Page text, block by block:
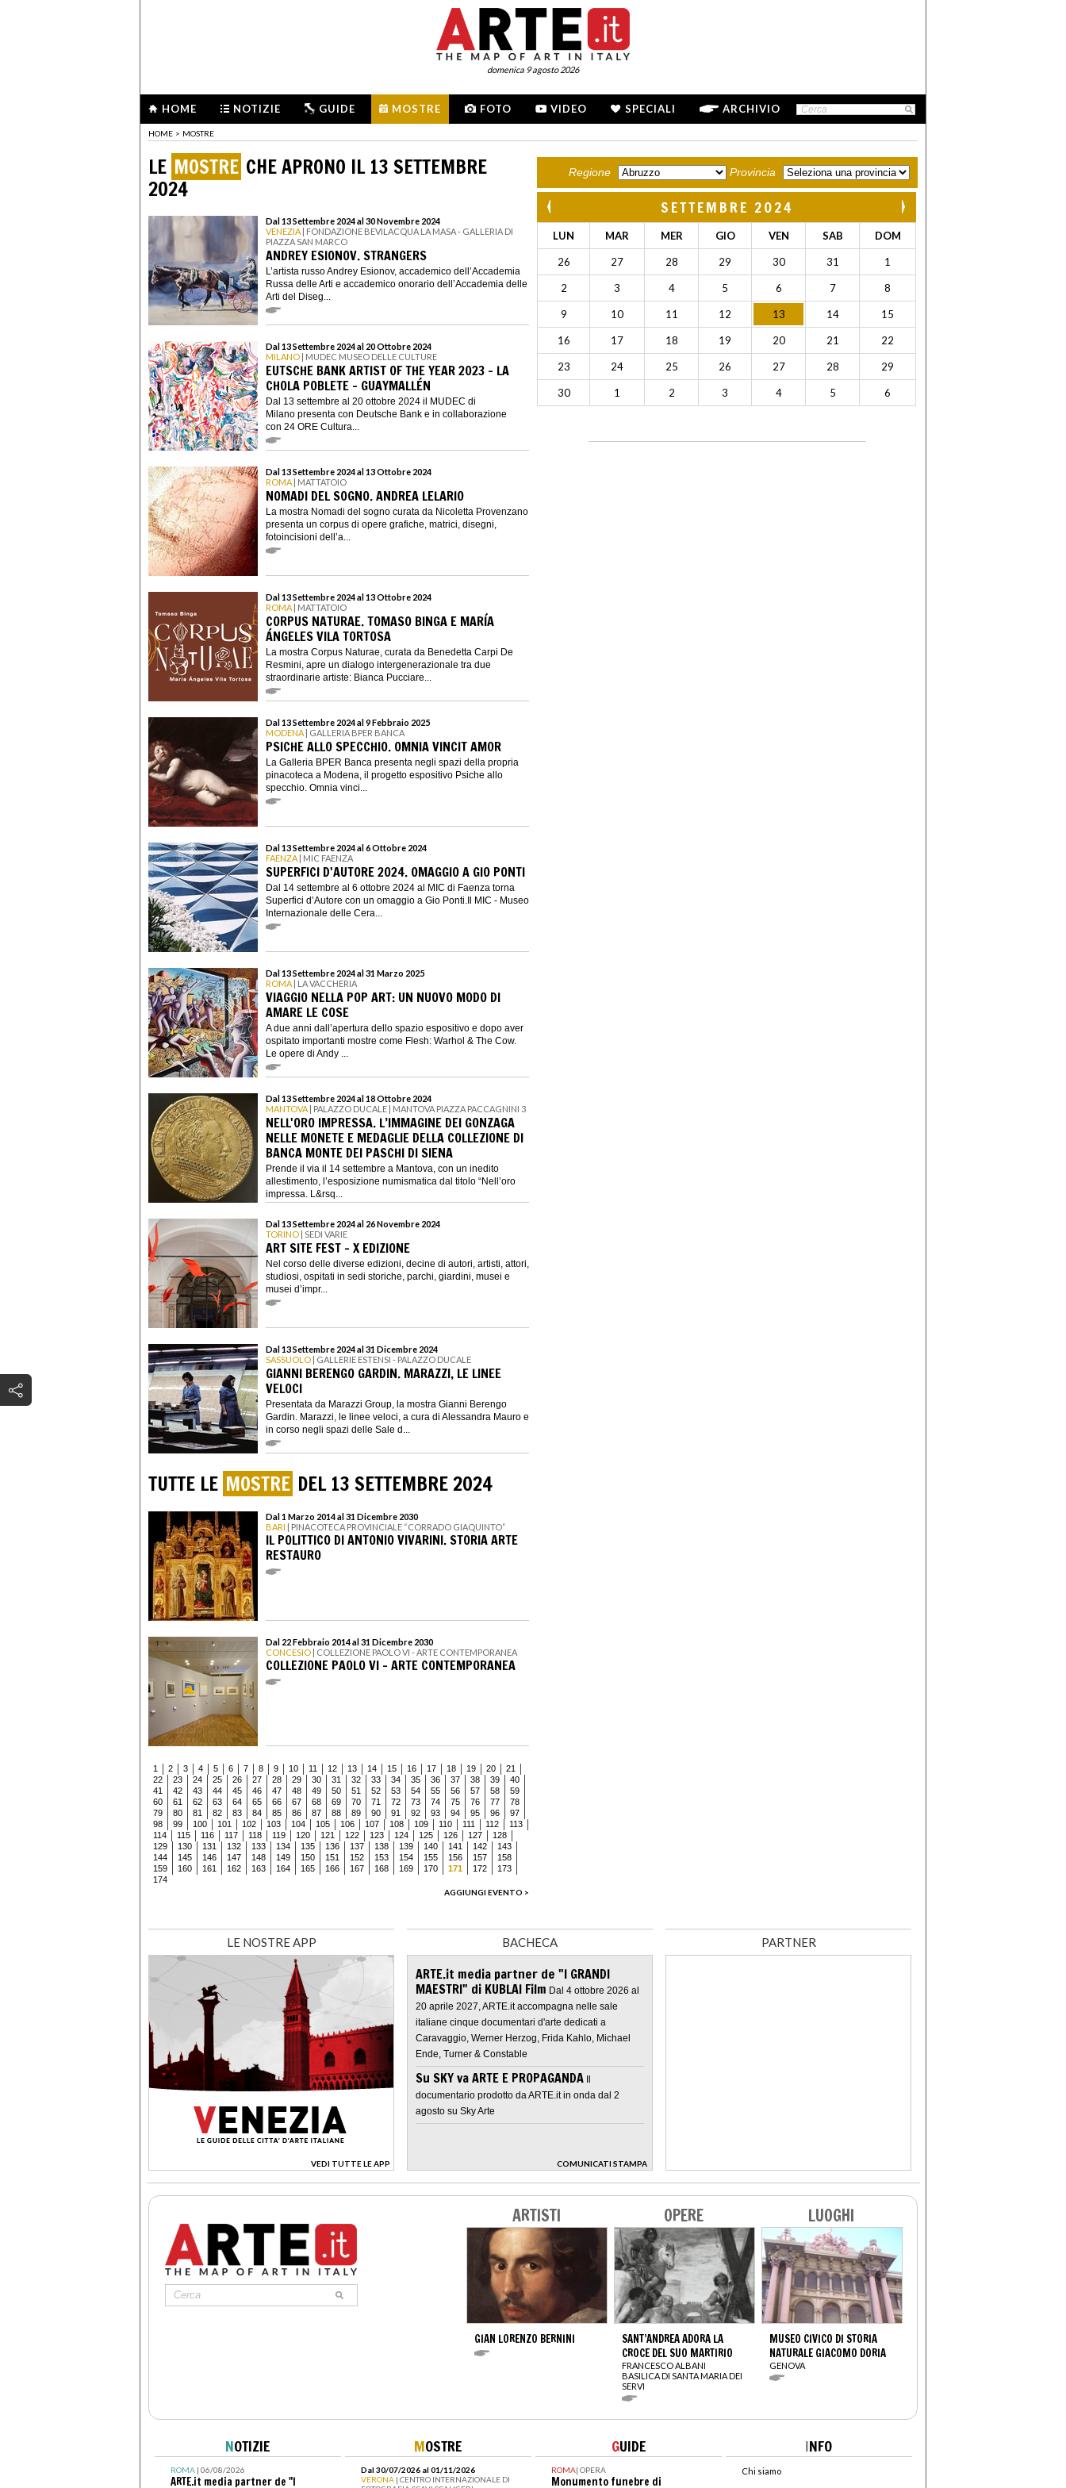
domenica 9 agosto 2026
HOME NOTIZIE GUIDE MOSTRE FOTO VIDEO SPECIALI ARCHIVIO
HOME > MOSTRE
LE MOSTRE CHE APRONO IL 13 SETTEMBRE
2024
Dal 13 Settembre 2024 al 30 Novembre 2024
VENEZIA | FONDAZIONE BEVILACQUA LA MASA - GALLERIA DI
PIAZZA SAN MARCO
ANDREY ESIONOV. STRANGERS
L’artista russo Andrey Esionov, accademico dell’Accademia
Russa delle Arti e accademico onorario dell’Accademia delle
Arti del Diseg...
Dal 13 Settembre 2024 al 20 Ottobre 2024
MILANO | MUDEC MUSEO DELLE CULTURE
EUTSCHE BANK ARTIST OF THE YEAR 2023 - LA
CHOLA POBLETE – GUAYMALLÉN
Dal 13 settembre al 20 ottobre 2024 il MUDEC di
Milano presenta con Deutsche Bank e in collaborazione
con 24 ORE Cultura...
Dal 13 Settembre 2024 al 13 Ottobre 2024
ROMA | MATTATOIO
NOMADI DEL SOGNO. ANDREA LELARIO
La mostra Nomadi del sogno curata da Nicoletta Provenzano
presenta un corpus di opere grafiche, matrici, disegni,
fotoincisioni dell’a...
Dal 13 Settembre 2024 al 13 Ottobre 2024
ROMA | MATTATOIO
CORPUS NATURAE. TOMASO BINGA E MARÍA
ÁNGELES VILA TORTOSA
La mostra Corpus Naturae, curata da Benedetta Carpi De
Resmini, apre un dialogo intergenerazionale tra due
straordinarie artiste: Bianca Pucciare...
Dal 13 Settembre 2024 al 9 Febbraio 2025
MODENA | GALLERIA BPER BANCA
PSICHE ALLO SPECCHIO. OMNIA VINCIT AMOR
La Galleria BPER Banca presenta negli spazi della propria
pinacoteca a Modena, il progetto espositivo Psiche allo
specchio. Omnia vinci...
Dal 13 Settembre 2024 al 6 Ottobre 2024
FAENZA | MIC FAENZA
SUPERFICI D'AUTORE 2024. OMAGGIO A GIO PONTI
Dal 14 settembre al 6 ottobre 2024 al MIC di Faenza torna
Superfici d’Autore con un omaggio a Gio Ponti.Il MIC - Museo
Internazionale delle Cera...
Dal 13 Settembre 2024 al 31 Marzo 2025
ROMA | LA VACCHERIA
VIAGGIO NELLA POP ART: UN NUOVO MODO DI
AMARE LE COSE
A due anni dall’apertura dello spazio espositivo e dopo aver
ospitato importanti mostre come Flesh: Warhol & The Cow.
Le opere di Andy ...
Dal 13 Settembre 2024 al 18 Ottobre 2024
MANTOVA | PALAZZO DUCALE | MANTOVA PIAZZA PACCAGNINI 3
NELL'ORO IMPRESSA. L’IMMAGINE DEI GONZAGA
NELLE MONETE E MEDAGLIE DELLA COLLEZIONE DI
BANCA MONTE DEI PASCHI DI SIENA
Prende il via il 14 settembre a Mantova, con un inedito
allestimento, l’esposizione numismatica dal titolo “Nell’oro
impressa. L&rsq...
Dal 13 Settembre 2024 al 26 Novembre 2024
TORINO | SEDI VARIE
ART SITE FEST - X EDIZIONE
Nel corso delle diverse edizioni, decine di autori, artisti, attori,
studiosi, ospitati in sedi storiche, parchi, giardini, musei e
musei d’impr...
Dal 13 Settembre 2024 al 31 Dicembre 2024
SASSUOLO | GALLERIE ESTENSI - PALAZZO DUCALE
GIANNI BERENGO GARDIN. MARAZZI, LE LINEE
VELOCI
Presentata da Marazzi Group, la mostra Gianni Berengo
Gardin. Marazzi, le linee veloci, a cura di Alessandra Mauro e
in corso negli spazi delle Sale d...
TUTTE LE MOSTRE DEL 13 SETTEMBRE 2024
Dal 1 Marzo 2014 al 31 Dicembre 2030
BARI | PINACOTECA PROVINCIALE “CORRADO GIAQUINTO”
IL POLITTICO DI ANTONIO VIVARINI. STORIA ARTE
RESTAURO
Dal 22 Febbraio 2014 al 31 Dicembre 2030
CONCESIO | COLLEZIONE PAOLO VI - ARTE CONTEMPORANEA
COLLEZIONE PAOLO VI - ARTE CONTEMPORANEA
1 2 3 4 5 6 7 8 9 10 11 12 13 14 15 16 17 18 19 20
21
22
23 24 25 26 27 28 29 30 31 32 33 34 35 36 37 38 39
40
41
42 43 44 45 46 47 48 49 50 51 52 53 54 55 56 57 58
59
60
61 62 63 64 65 66 67 68 69 70 71 72 73 74 75 76 77
78
79
80 81 82 83 84 85 86 87 88 89 90 91 92 93 94 95 96
97
98
99 100 101 102 103 104 105 106 107 108 109 110 111 112
113
114
115 116 117 118 119 120 121 122 123 124 125 126 127
128
129
130 131 132 133 134 135 136 137 138 139 140 141 142
143
144
145 146 147 148 149 150 151 152 153 154 155 156 157
158
159
160 161 162 163 164 165 166 167 168 169 170 171 172
173
174
AGGIUNGI EVENTO >
Regione Provincia
SETTEMBRE 2024
LUN MAR MER GIO VEN SAB DOM
26 27 28 29 30 31 1
2 3 4 5 6 7 8
9 10 11 12 13 14 15
16 17 18 19 20 21 22
23 24 25 26 27 28 29
30 1 2 3 4 5 6
LE NOSTRE APP
VEDI TUTTE LE APP
>
BACHECA
ARTE.it media partner de "I GRANDI
MAESTRI" di KUBLAI Film Dal 4 ottobre 2026 al
20 aprile 2027, ARTE.it accompagna nelle sale
italiane cinque documentari d'arte dedicati a
Caravaggio, Werner Herzog, Frida Kahlo, Michael
Ende, Turner & Constable
Su SKY va ARTE E PROPAGANDA Il
documentario prodotto da ARTE.it in onda dal 2
agosto su Sky Arte
COMUNICATI STAMPA
>
PARTNER
ARTISTI
GIAN LORENZO BERNINI
OPERE
SANT’ANDREA ADORA LA
CROCE DEL SUO MARTIRIO
FRANCESCO ALBANI
BASILICA DI SANTA MARIA DEI
SERVI
LUOGHI
MUSEO CIVICO DI STORIA
NATURALE GIACOMO DORIA
GENOVA
NOTIZIE
ROMA| 06/08/2026
ARTE.it media partner de "I
MOSTRE
Dal 30/07/2026 al 01/11/2026
VERONA | CENTRO INTERNAZIONALE DI
GUIDE
ROMA| OPERA
Monumento funebre di
INFO
Chi siamo